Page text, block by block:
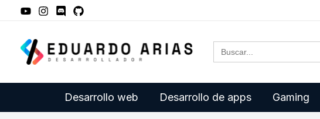
contenido
Buscar:
Desarrollo web Desarrollo de apps Gaming